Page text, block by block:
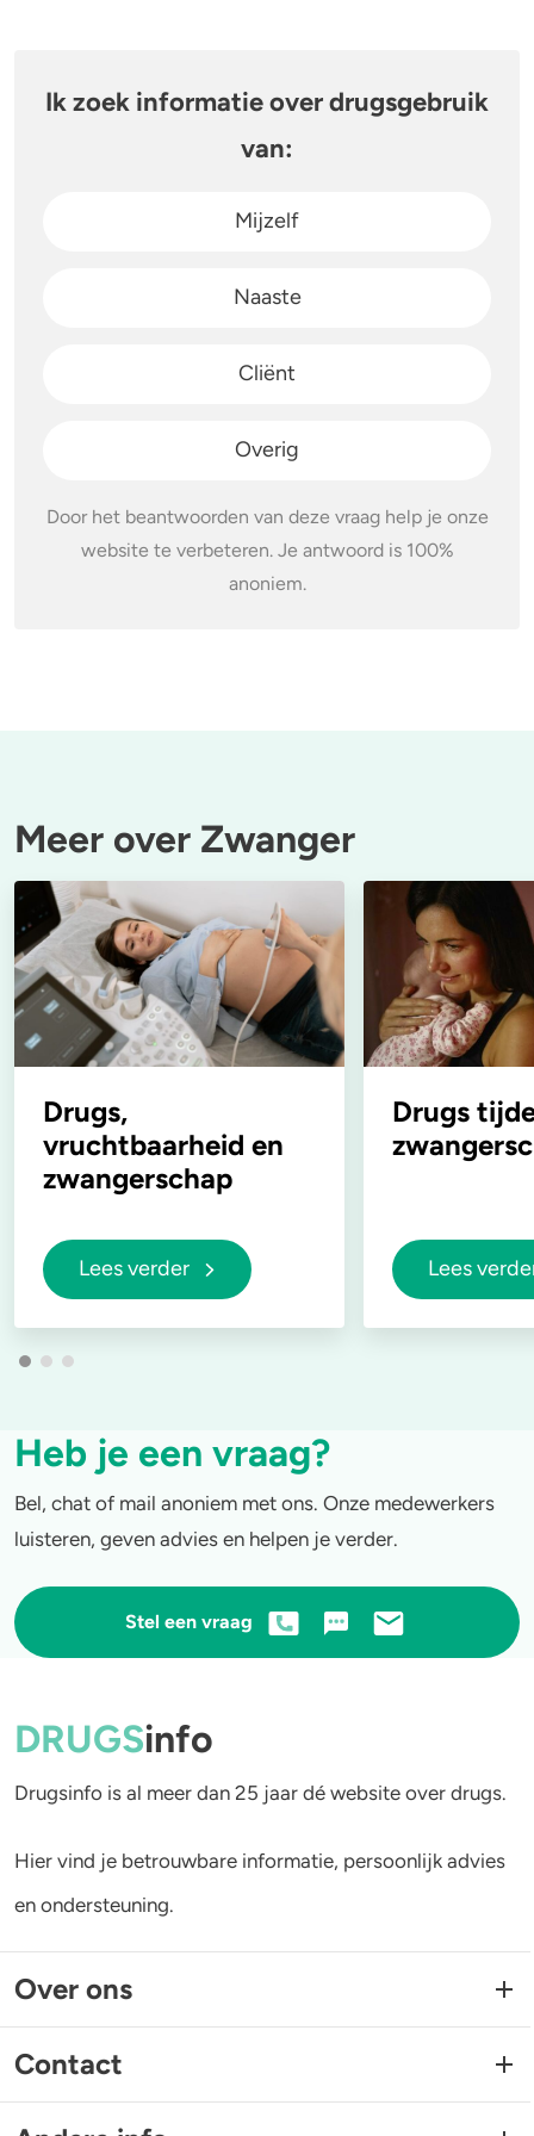
Poppers
Ik zoek informatie over drugsgebruik
van:
Mijzelf
Naaste
Cliënt
Overig
Door het beantwoorden van deze vraag help je onze
website te verbeteren. Je antwoord is 100%
anoniem.
Meer over Zwanger
Drugs,
vruchtbaarheid en
zwangerschap
Lees verder
Drugs
Lees
Heb je een vraag?
Bel, chat of mail anoniem met ons. Onze medewerkers
luisteren, geven advies en helpen je verder.
Stel een vraag
DRUGSinfo
Drugsinfo is al meer dan 25 jaar dé website over drugs.
Hier vind je betrouwbare informatie, persoonlijk advies
en ondersteuning.
Over ons
Contact